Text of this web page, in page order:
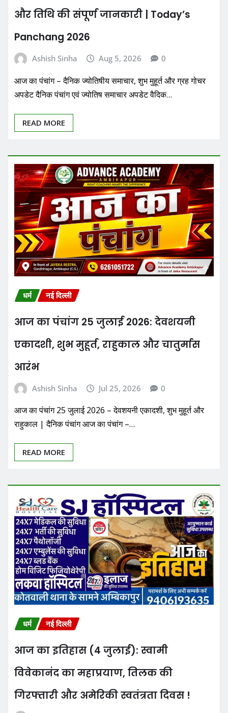
और तिथि की संपूर्ण जानकारी | Today’s
Panchang 2026
Ashish Sinha Aug 5, 2026 0
आज का पंचांग – दैनिक ज्योतिषीय समाचार, शुभ मुहूर्त और ग्रह गोचर
अपडेट दैनिक पंचांग एवं ज्योतिष समाचार अपडेट वैदिक…
READ MORE
धर्म नई दिल्ली
आज का पंचांग 25 जुलाई 2026: देवशयनी
एकादशी, शुभ मुहूर्त, राहुकाल और चातुर्मास
आरंभ
Ashish Sinha Jul 25, 2026 0
आज का पंचांग 25 जुलाई 2026 – देवशयनी एकादशी, शुभ मुहूर्त और
राहुकाल | दैनिक पंचांग आज का पंचांग –…
READ MORE
धर्म नई दिल्ली
आज का इतिहास (4 जुलाई): स्वामी
विवेकानंद का महाप्रयाण, तिलक की
गिरफ्तारी और अमेरिकी स्वतंत्रता दिवस !